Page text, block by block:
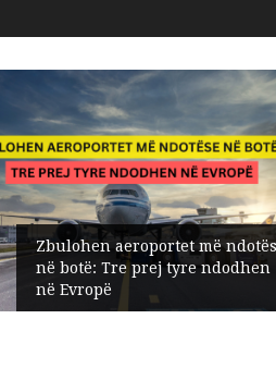
Zbulohen aeroportet më ndotëse
në botë: Tre prej tyre ndodhen
në Evropë